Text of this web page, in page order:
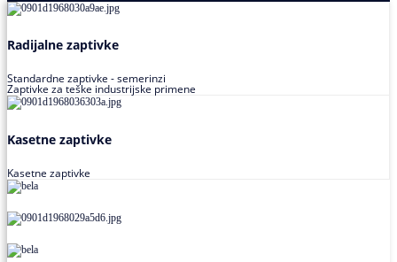
Radijalne zaptivke
Standardne zaptivke - semerinzi
Zaptivke za teške industrijske primene
Kasetne zaptivke
Kasetne zaptivke